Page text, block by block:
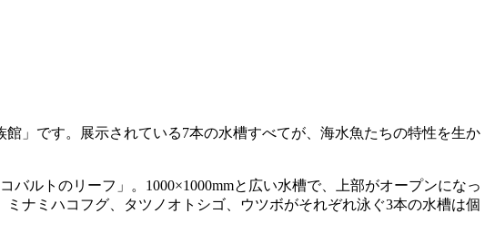
」です。展示されている7本の水槽すべてが、海水魚たちの特性を生か
ルトのリーフ」。1000×1000mmと広い水槽で、上部がオープンになっ
ナミハコフグ、タツノオトシゴ、ウツボがそれぞれ泳ぐ3本の水槽は個